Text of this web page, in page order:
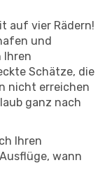
auf vier Rädern!
und
Ihren
Schätze, die
nicht erreichen
ganz nach
Ihren
wann